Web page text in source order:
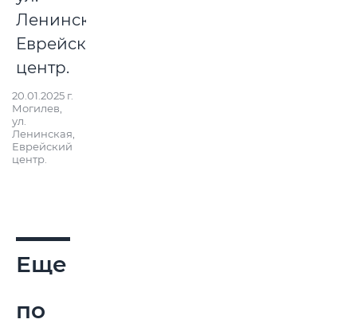
20.01.2025 г.
Могилев,
ул.
Ленинская,
Еврейский
центр.
Еще
по